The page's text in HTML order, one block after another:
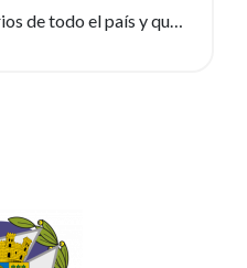
de todo el país y que
presidenta del
ha destacado la